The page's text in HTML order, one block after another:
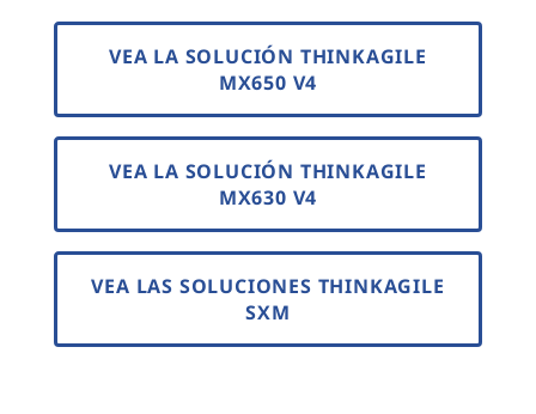
VEA LA SOLUCIÓN THINKAGILE
MX650 V4
VEA LA SOLUCIÓN THINKAGILE
MX630 V4
VEA LAS SOLUCIONES THINKAGILE
SXM